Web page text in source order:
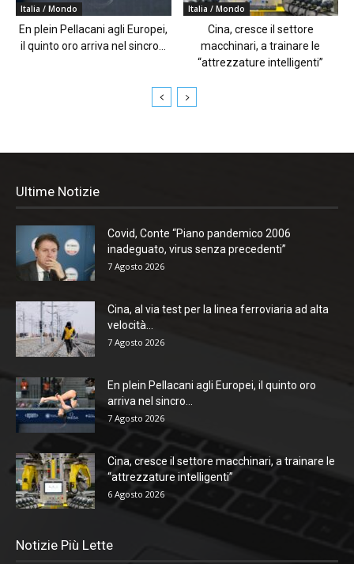
Italia / Mondo
En plein Pellacani agli Europei,
il quinto oro arriva nel sincro...
Italia / Mondo
Cina, cresce il settore
macchinari, a trainare le
“attrezzature intelligenti”
Ultime Notizie
Covid, Conte “Piano pandemico 2006
inadeguato, virus senza precedenti”
7 Agosto 2026
Cina, al via test per la linea ferroviaria ad alta
velocità...
7 Agosto 2026
En plein Pellacani agli Europei, il quinto oro
arriva nel sincro...
7 Agosto 2026
Cina, cresce il settore macchinari, a trainare le
“attrezzature intelligenti”
6 Agosto 2026
Notizie Più Lette